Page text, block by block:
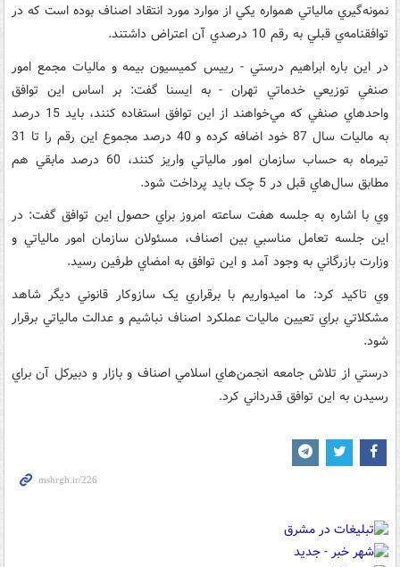
نمونه‌گيري مالياتي همواره يکي از موارد مورد انتقاد اصناف بوده است که در
توافقنامه‌ي قبلي به رقم 10 درصدي آن اعتراض داشتند.
در اين باره ابراهيم درستي - رييس کميسيون بيمه و ماليات مجمع امور
صنفي توزيعي خدماتي تهران - به ايسنا گفت: بر اساس اين توافق
واحدهاي صنفي که مي‌خواهند از اين توافق استفاده کنند، بايد 15 درصد
به ماليات سال 87 خود اضافه کرده و 40 درصد مجموع اين رقم را تا 31
تيرماه به حساب سازمان امور مالياتي واريز کنند، 60 درصد مابقي هم
مطابق سال‌هاي قبل در 5 چک بايد پرداخت شود.
وي با اشاره به جلسه هفت ساعته امروز براي حصول اين توافق گفت: در
اين جلسه تعامل مناسبي بين اصناف،‌ مسئولان سازمان امور مالياتي و
وزارت بازرگاني به وجود آمد و اين توافق به امضاي طرفين رسيد.
وي تاکيد کرد: ما اميدواريم با برقراري يک سازوکار قانوني ديگر شاهد
مشکلاتي براي تعيين ماليات عملکرد اصناف نباشيم و عدالت مالياتي برقرار
شود.
درستي از تلاش جامعه انجمن‌هاي اسلامي اصناف و بازار و دبيرکل آن براي
رسيدن به اين توافق قدرداني کرد.